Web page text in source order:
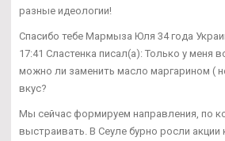
разные идеологии!
Спасибо тебе Мармыза Юля 34 года
17:41 Сластенка писал(а): Только у меня
можно ли заменить масло маргарином (
вкус?
Мы сейчас формируем направления, по
выстраивать. В Сеуле бурно росли акции